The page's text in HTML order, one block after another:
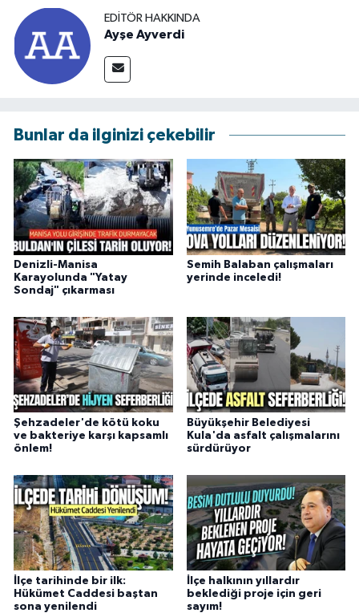
EDITÖR HAKKINDA
Ayşe Ayverdi
Bunlar da ilginizi çekebilir
Denizli-Manisa
Karayolunda "Yatay
Sondaj" çıkarması
Semih Balaban çalışmaları
yerinde inceledi!
Şehzadeler'de kötü koku
ve bakteriye karşı kapsamlı
önlem!
Büyükşehir Belediyesi
Kula'da asfalt çalışmalarını
sürdürüyor
İlçe tarihinde bir ilk:
Hükümet Caddesi baştan
sona yenilendi
İlçe halkının yıllardır
beklediği proje için geri
sayım!